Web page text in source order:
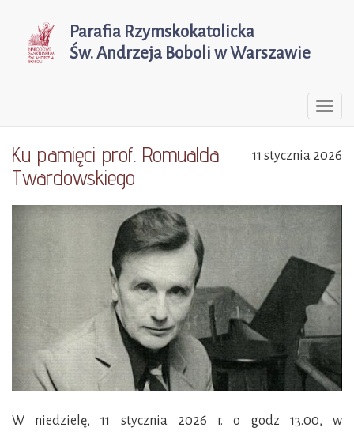
Parafia Rzymskokatolicka
Św. Andrzeja Boboli w Warszawie
11 stycznia 2026
Ku pamięci prof. Romualda
Twardowskiego
W niedzielę, 11 stycznia 2026 r. o godz 13.00, w